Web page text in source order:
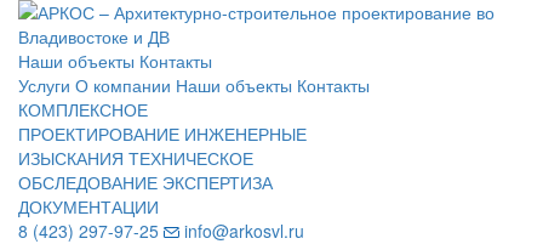
Наши объекты Контакты
Услуги О компании Наши объекты Контакты
КОМПЛЕКСНОЕ
ПРОЕКТИРОВАНИЕ ИНЖЕНЕРНЫЕ
ИЗЫСКАНИЯ ТЕХНИЧЕСКОЕ
ОБСЛЕДОВАНИЕ ЭКСПЕРТИЗА
ДОКУМЕНТАЦИИ
8 (423) 297-97-25
info@arkosvl.ru